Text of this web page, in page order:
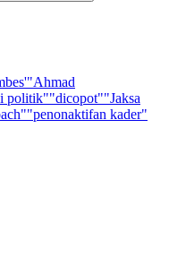
"Ahmad
politik""dicopot""Jaksa
"penonaktifan kader"